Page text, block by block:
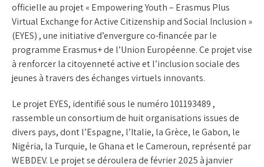
officielle au projet « Empowering Youth – Erasmus Plus
Virtual Exchange for Active Citizenship and Social Inclusion »
(EYES) , une initiative d’envergure co-financée par le
programme Erasmus+ de l’Union Européenne. Ce projet vise
à renforcer la citoyenneté active et l’inclusion sociale des
jeunes à travers des échanges virtuels innovants.
Le projet EYES, identifié sous le numéro 101193489 ,
rassemble un consortium de huit organisations issues de
divers pays, dont l’Espagne, l’Italie, la Grèce, le Gabon, le
Nigéria, la Turquie, le Ghana et le Cameroun, représenté par
WEBDEV. Le projet se déroulera de février 2025 à janvier